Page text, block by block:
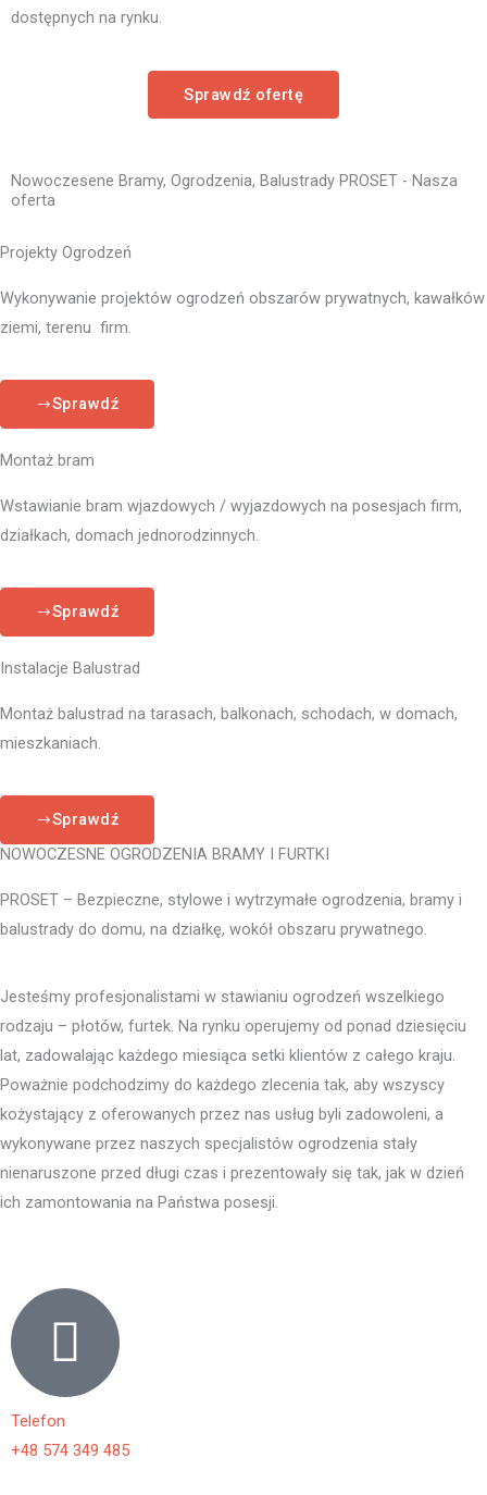
dostępnych na rynku.
Sprawdź ofertę
Nowoczesene Bramy, Ogrodzenia, Balustrady PROSET - Nasza
oferta
Projekty Ogrodzeń
Wykonywanie projektów ogrodzeń obszarów prywatnych, kawałków
ziemi, terenu firm.
Sprawdź
Montaż bram
Wstawianie bram wjazdowych / wyjazdowych na posesjach firm,
działkach, domach jednorodzinnych.
Sprawdź
Instalacje Balustrad
Montaż balustrad na tarasach, balkonach, schodach, w domach,
mieszkaniach.
Sprawdź
NOWOCZESNE OGRODZENIA BRAMY I FURTKI
PROSET – Bezpieczne, stylowe i wytrzymałe ogrodzenia, bramy i
balustrady do domu, na działkę, wokół obszaru prywatnego.
Jesteśmy profesjonalistami w stawianiu ogrodzeń wszelkiego
rodzaju – płotów, furtek. Na rynku operujemy od ponad dziesięciu
lat, zadowalając każdego miesiąca setki klientów z całego kraju.
Poważnie podchodzimy do każdego zlecenia tak, aby wszyscy
kożystający z oferowanych przez nas usług byli zadowoleni, a
wykonywane przez naszych specjalistów ogrodzenia stały
nienaruszone przed długi czas i prezentowały się tak, jak w dzień
ich zamontowania na Państwa posesji.
Telefon
+48 574 349 485